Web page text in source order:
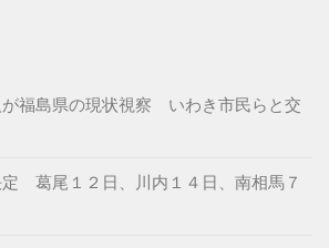
福島県の現状視察 いわき市民らと交
葛尾１２日、川内１４日、南相馬７